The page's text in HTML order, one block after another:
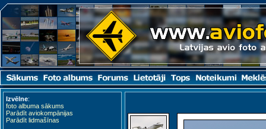
Izvēlne:
foto albuma sākums
Parādīt aviokompānijas
Parādīt lidmašīnas